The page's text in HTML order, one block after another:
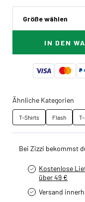
Größe wählen
IN DEN
Ähnliche Kategorien
T-Shirts Flash
Bei Zizzi bekommst
Kostenlose
über 49 €
Versand